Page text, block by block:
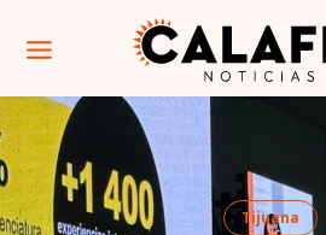
Tijuana